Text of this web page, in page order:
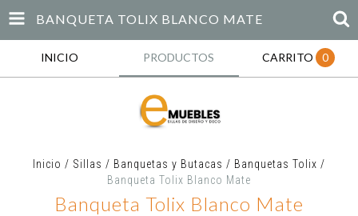
BANQUETA TOLIX BLANCO MATE
INICIO PRODUCTOS CARRITO 0
Inicio / Sillas / Banquetas y Butacas / Banquetas Tolix /
Banqueta Tolix Blanco Mate
Banqueta Tolix Blanco Mate